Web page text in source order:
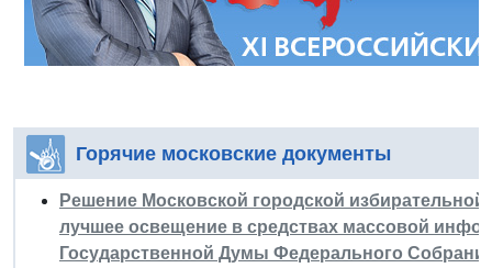
Горячие московские документы
Решение Московской городской избирательной
лучшее освещение в средствах массовой
Государственной Думы Федерального